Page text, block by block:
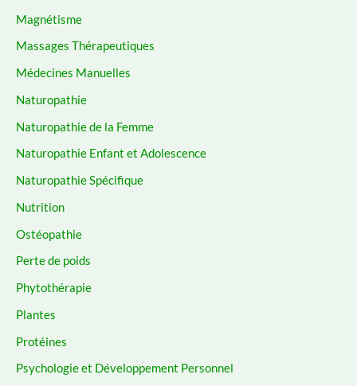
Magnétisme
Massages Thérapeutiques
Médecines Manuelles
Naturopathie
Naturopathie de la Femme
Naturopathie Enfant et Adolescence
Naturopathie Spécifique
Nutrition
Ostéopathie
Perte de poids
Phytothérapie
Plantes
Protéines
Psychologie et Développement Personnel